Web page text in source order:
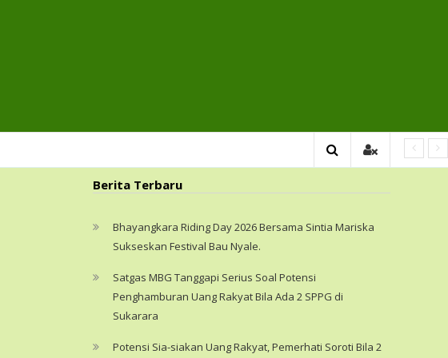
Potensi Sia-siakan
Pemerhati Soroti Bila 2
di Sukarara
LOMBOK TENGAH, NTB (SK.NET) – Potensi
sis-sia, bila ada dua Satuan Pelayanan Pemenuhan
Berita Terbaru
Bhayangkara Riding Day 2026 Bersama Sintia Mariska
Sukseskan Festival Bau Nyale. ‎
Satgas MBG Tanggapi Serius Soal Potensi
Penghamburan Uang Rakyat Bila Ada 2 SPPG di
Sukarara
Potensi Sia-siakan Uang Rakyat, Pemerhati Soroti Bila 2